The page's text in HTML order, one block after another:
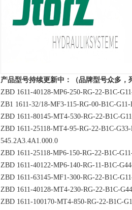
产品型号持续更新中：（品牌型号众多，
ZBD 1611-40128-MP6-250-RG-22-B1C-
ZB1 1611-32/18-MF3-115-RG-00-B1C-G11-
ZBD 1611-80145-MT4-530-RG-22-B1C-
ZBD 1611-25118-MT4-95-RG-22-B1C-G33-
545.2A3.4A1.000.0
ZBD 1611-25118-MP6-150-RG-22-B1C-
ZBD 1611-40122-MP6-140-RG-11-B1C-
ZBD 1611-63145-MF1-300-RG-22-B1C-
ZBD 1611-40128-MT4-230-RG-22-B1C-
ZBD 1611-100170-MT4-850-RG-22-B1C-